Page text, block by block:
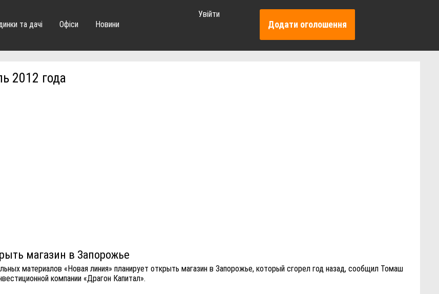
та дачі Офіси Новини
Увійти
Додати оголошення
2012 года
магазин в Запорожье
материалов «Новая линия» планирует открыть магазин в Запорожье, который сгорел год назад, сообщил Томаш
компании «Драгон Капитал».